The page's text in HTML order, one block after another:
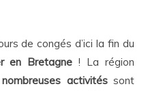
de congés d’ici la fin du
en Bretagne ! La région
nombreuses activitéssont